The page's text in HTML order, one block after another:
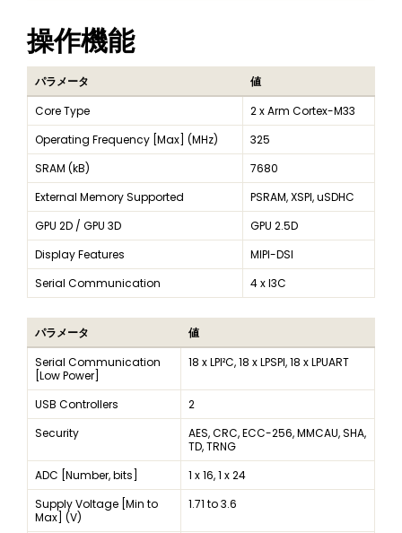
操作機能
パラメータ
値
Core Type
2 x Arm Cortex-M33
Operating Frequency [Max] (MHz)
325
SRAM (kB)
7680
External Memory Supported
PSRAM, XSPI, uSDHC
GPU 2D / GPU 3D
GPU 2.5D
Display Features
MIPI-DSI
Serial Communication
4 x I3C
パラメータ
値
Serial Communication
[Low Power]
18 x LPI²C, 18 x LPSPI, 18 x LPUART
USB Controllers
2
Security
AES, CRC, ECC-256, MMCAU, SHA,
TD, TRNG
ADC [Number, bits]
1 x 16, 1 x 24
Supply Voltage [Min to
Max] (V)
1.71 to 3.6